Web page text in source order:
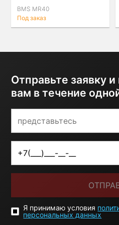
BMS MR40
Под заказ
Отправьте заявку
вам в течение
Я принимаю условия
персональных данных